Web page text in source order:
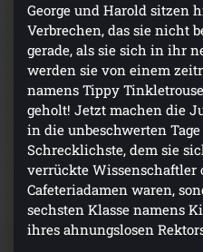
George und Harold sitzen
Verbrechen, das sie nicht
gerade, als sie sich in ihr
werden sie von einem
namens Tippy
geholt! Jetzt machen die
in die unbeschwerten
Schrecklichste, dem sie
verrückte Wissenschaftler
Cafeteriadamen waren,
sechsten Klasse namens
ihres ahnungslosen